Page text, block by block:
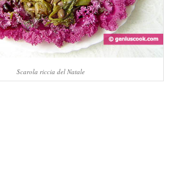
Scarola riccia del Natale